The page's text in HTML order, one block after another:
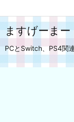
ますげーまー
PCとSwitch、PS4関